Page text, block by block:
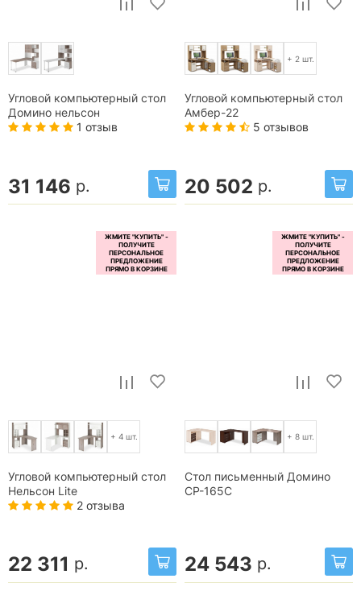
Угловой компьютерный стол
Домино нельсон
1 отзыв
31 146 р.
+ 2 шт.
Угловой компьютерный стол
Амбер-22
5 отзывов
20 502 р.
+ 4 шт.
Угловой компьютерный стол
Нельсон Lite
2 отзыва
22 311 р.
+ 8 шт.
Стол письменный Домино
СР-165С
24 543 р.